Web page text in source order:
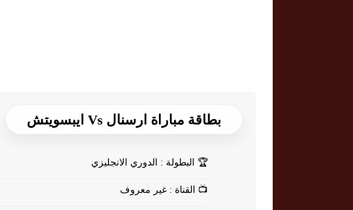
بطاقة مباراة ارسنال Vs ايبسويتش
🏆 البطولة : الدوري الانجليزي
📺 القناة : غير معروف